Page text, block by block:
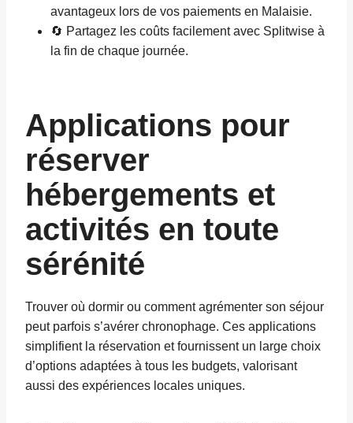
avantageux lors de vos paiements en Malaisie.
🔄 Partagez les coûts facilement avec Splitwise à
la fin de chaque journée.
Applications pour
réserver
hébergements et
activités en toute
sérénité
Trouver où dormir ou comment agrémenter son séjour
peut parfois s’avérer chronophage. Ces applications
simplifient la réservation et fournissent un large choix
d’options adaptées à tous les budgets, valorisant
aussi des expériences locales uniques.